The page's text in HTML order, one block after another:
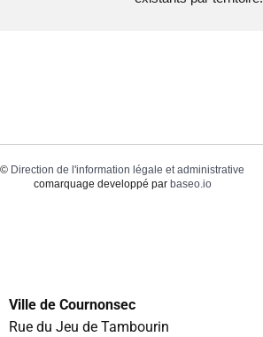
© Direction de l'information légale et administrative
comarquage developpé par baseo.io
Ville de Cournonsec
Rue du Jeu de Tambourin